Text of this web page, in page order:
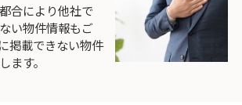
合により他社で
い物件情報もご
掲載できない物件
ます。